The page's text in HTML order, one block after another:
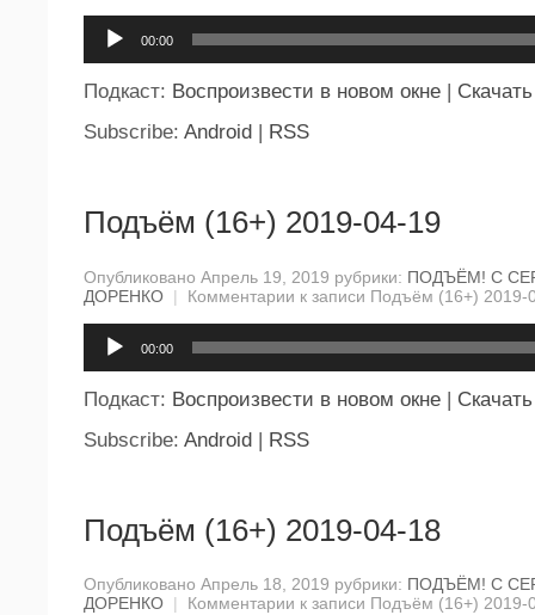
00:00
Подкаст: Воспроизвести в новом окне
Скачать
Subscribe: Android RSS
Подъём (16+) 2019-04-19
Опубликовано Апрель 19, 2019 рубрики: ПОДЪЁМ! С
ДОРЕНКО | Комментарии к записи Подъём (16+) 2019-
00:00
Подкаст: Воспроизвести в новом окне | Скачать
Subscribe: Android | RSS
Подъём (16+) 2019-04-18
Опубликовано Апрель 18, 2019 рубрики: ПОДЪЁМ! С
ДОРЕНКО | Комментарии к записи Подъём (16+) 2019-